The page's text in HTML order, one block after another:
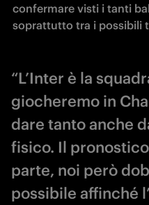
confermare visti i tanti
“L’Inter è la
giocheremo in
dare tanto anche
fisico. Il
parte, noi però
possibile affinché